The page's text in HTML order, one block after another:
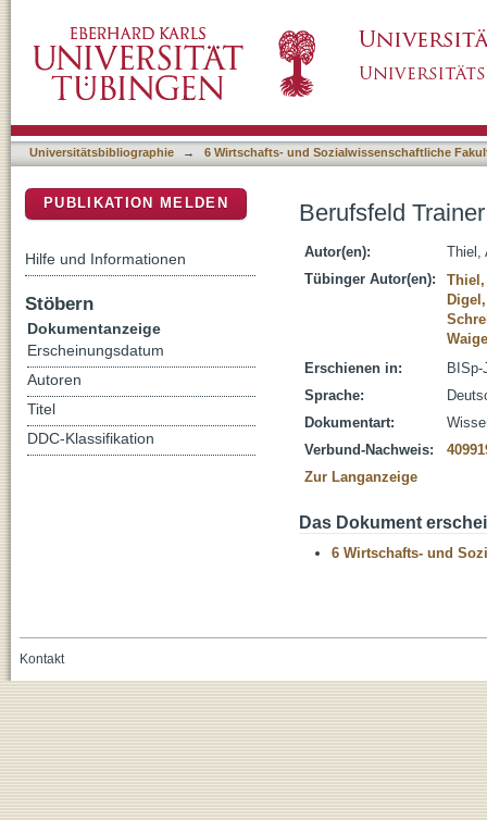
Universitätsbibliographie → 6 Wirtschafts- und Sozialwissenschaftliche
Berufsfeld Trainer
Autor(en):
Thiel,
Tübinger Autor(en):
Erschienen in:
BISp-
Sprache:
Dokumentart:
Verbund-Nachweis:
Zur Langanzeige
Das Dokument
6 Wirtschafts- und
PUBLIKATION MELDEN
Hilfe und Informationen
Stöbern
Dokumentanzeige
Erscheinungsdatum
Autoren
Titel
DDC-Klassifikation
Kontakt